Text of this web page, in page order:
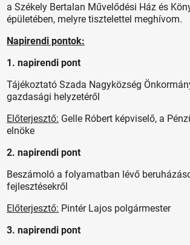
a Székely Bertalan Művelődési Ház és
épületében, melyre tisztelettel meghívom.
Napirendi pontok:
1. napirendi pont
Tájékoztató Szada Nagyközség
gazdasági helyzetéről
Előterjesztő: Gelle Róbert képviselő, a
elnöke
2. napirendi pont
Beszámoló a folyamatban lévő
fejlesztésekről
Előterjesztő: Pintér Lajos polgármester
3. napirendi pont